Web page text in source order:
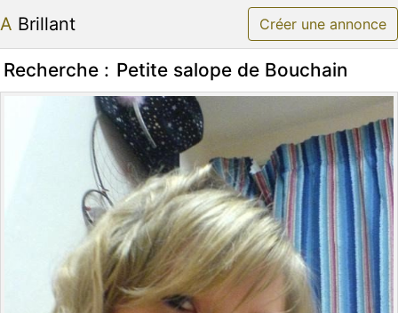
A Brillant Créer une annonce
Recherche : Petite salope de Bouchain